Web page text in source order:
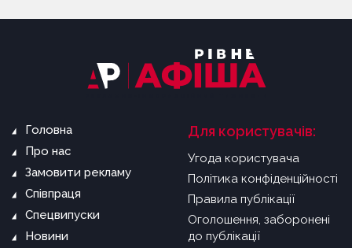
Головна
Про нас
Замовити рекламу
Співпраця
Спецвипуски
Новини
Для користувачів:
Угода користувача
Політика конфіденційності
Правила публікації
Оголошення, заборонені
до публікації